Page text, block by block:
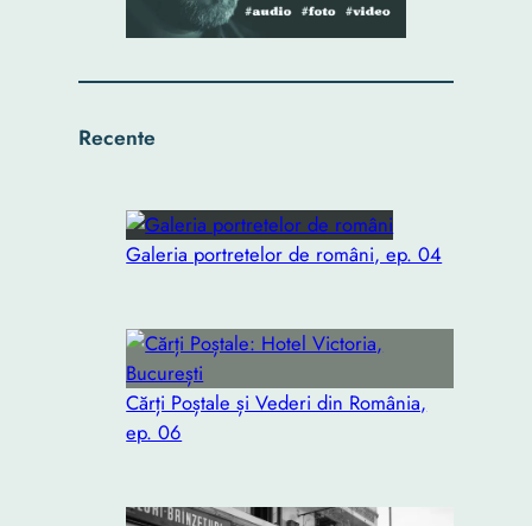
Recente
Galeria portretelor de români, ep. 04
Cărți Poștale și Vederi din România,
ep. 06